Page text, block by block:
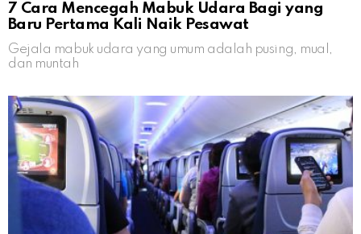
7 Cara Mencegah Mabuk Udara Bagi yang
Baru Pertama Kali Naik Pesawat
Gejala mabuk udara yang umum adalah pusing, mual,
dan muntah